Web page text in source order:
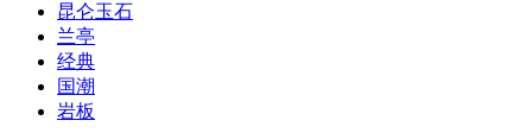
昆仑玉石
兰亭
经典
国潮
岩板